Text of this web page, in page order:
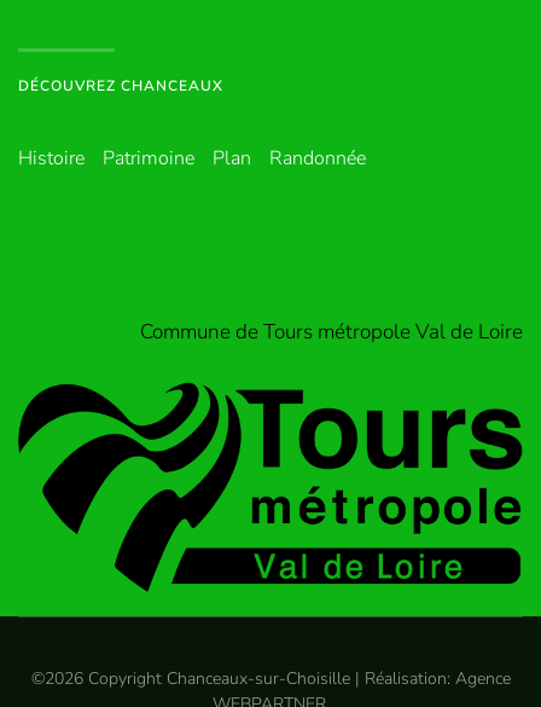
DÉCOUVREZ CHANCEAUX
Histoire Patrimoine Plan Randonnée
Commune de Tours métropole Val de Loire
©2026Copyright Chanceaux-sur-Choisille | Réalisation: Agence